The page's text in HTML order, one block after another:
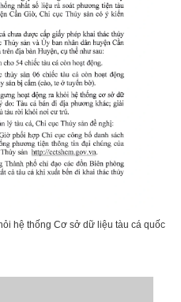
hệ thống Cơ sở dữ liệu tàu cá quốc